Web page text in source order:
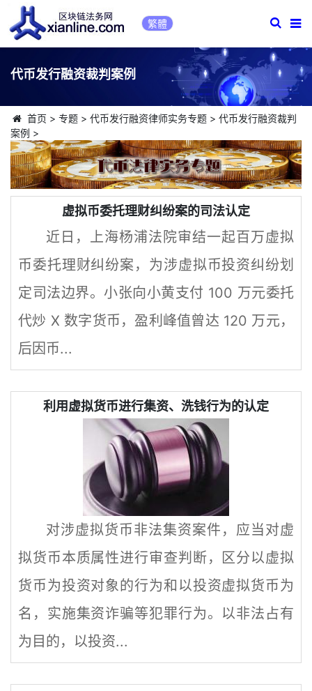
繁體
代币发行融资裁判案例
首页 > 专题> 代币发行融资律师实务专题> 代币发行融资裁判
案例 >
虚拟币委托理财纠纷案的司法认定
近日，上海杨浦法院审结一起百万虚拟
币委托理财纠纷案，为涉虚拟币投资纠纷划
定司法边界。小张向小黄支付 100 万元委托
代炒 X 数字货币，盈利峰值曾达 120 万元，
后因币...
利用虚拟货币进行集资、洗钱行为的认定
对涉虚拟货币非法集资案件，应当对虚
拟货币本质属性进行审查判断，区分以虚拟
货币为投资对象的行为和以投资虚拟货币为
名，实施集资诈骗等犯罪行为。以非法占有
为目的，以投资...